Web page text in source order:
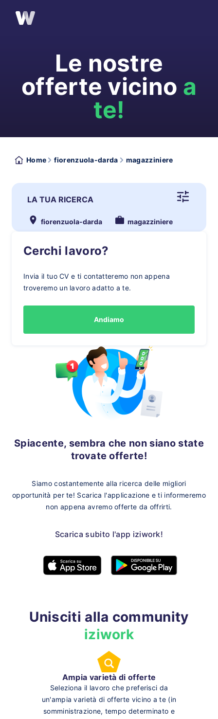
Le nostre
offerte vicino a
te!
Home fiorenzuola-darda magazziniere
LA TUA RICERCA
fiorenzuola-darda magazziniere
Cerchi lavoro?
Invia il tuo CV e ti contatteremo non appena
troveremo un lavoro adatto a te.
Andiamo
Spiacente, sembra che non siano state
trovate offerte!
Siamo costantemente alla ricerca delle migliori
opportunità per te! Scarica l'applicazione e ti informeremo
non appena avremo offerte da offrirti.
Scarica subito l'app iziwork!
Unisciti alla community
iziwork
Ampia varietà di offerte
Seleziona il lavoro che preferisci da
un'ampia varietà di offerte vicino a te (in
somministrazione, tempo determinato e